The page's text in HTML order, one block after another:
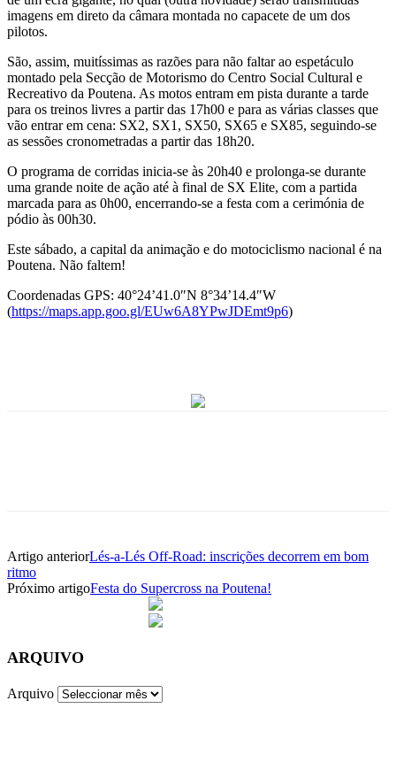
imagens em direto da câmara montada no capacete de um dos
pilotos.
São, assim, muitíssimas as razões para não faltar ao espetáculo
montado pela Secção de Motorismo do Centro Social Cultural e
Recreativo da Poutena. As motos entram em pista durante a tarde
para os treinos livres a partir das 17h00 e para as várias classes que
vão entrar em cena: SX2, SX1, SX50, SX65 e SX85, seguindo-se
as sessões cronometradas a partir das 18h20.
O programa de corridas inicia-se às 20h40 e prolonga-se durante
uma grande noite de ação até à final de SX Elite, com a partida
marcada para as 0h00, encerrando-se a festa com a cerimónia de
pódio às 00h30.
Este sábado, a capital da animação e do motociclismo nacional é na
Poutena. Não faltem!
Coordenadas GPS: 40°24’41.0″N 8°34’14.4″W
(https://maps.app.goo.gl/EUw6A8YPwJDEmt9p6)
Artigo anteriorLés-a-Lés Off-Road: inscrições decorrem em bom
ritmo
Próximo artigoFesta do Supercross na Poutena!
ARQUIVO
Arquivo